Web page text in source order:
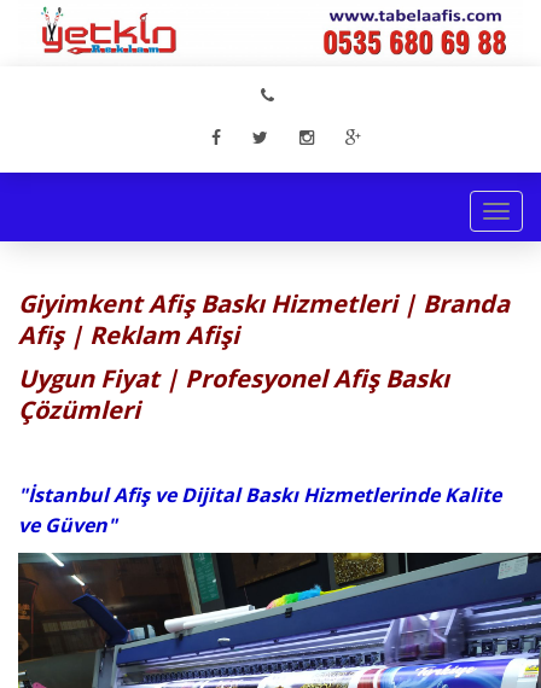
Giyimkent Afiş Baskı Hizmetleri | Branda
Afiş | Reklam Afişi
Uygun Fiyat | Profesyonel Afiş Baskı
Çözümleri
"İstanbul Afiş ve Dijital Baskı Hizmetlerinde Kalite
ve Güven"